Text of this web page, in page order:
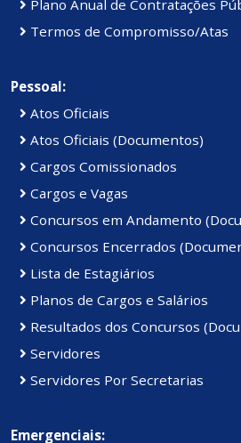
Plano Anual de Contratações
Termos de Compromisso/Atas
Pessoal:
Atos Oficiais
Atos Oficiais (Documentos)
Cargos Comissionados
Cargos e Vagas
Concursos em Andamento
Concursos Encerrados
Lista de Estagiários
Planos de Cargos e Salários
Resultados dos Concursos
Servidores
Servidores Por Secretarias
Emergenciais: